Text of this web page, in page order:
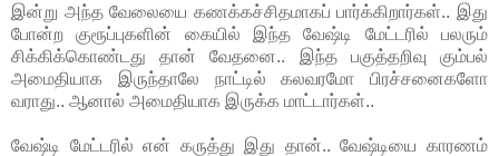
இன்று அந்த வேலையை கணக்கச்சிதமாகப் பார்க்கிறார்கள்.. இது
போன்ற குரூப்புகளின் கையில் இந்த வேஷ்டி மேட்டரில் பலரும்
சிக்கிக்கொண்டது தான் வேதனை.. இந்த பகுத்தறிவு கும்பல்
அமைதியாக இருந்தாலே நாட்டில் கலவரமோ பிரச்சனைகளோ
வராது.. ஆனால் அமைதியாக இருக்க மாட்டார்கள்..
வேஷ்டி மேட்டரில் என் கருத்து இது தான்.. வேஷ்டியை காரணம்